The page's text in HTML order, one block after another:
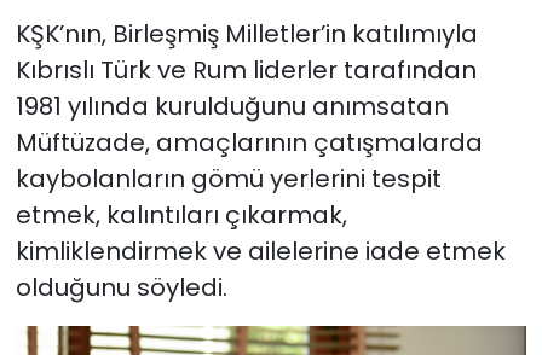
KŞK’nın, Birleşmiş Milletler’in katılımıyla
Kıbrıslı Türk ve Rum liderler tarafından
1981 yılında kurulduğunu anımsatan
Müftüzade, amaçlarının çatışmalarda
kaybolanların gömü yerlerini tespit
etmek, kalıntıları çıkarmak,
kimliklendirmek ve ailelerine iade etmek
olduğunu söyledi.